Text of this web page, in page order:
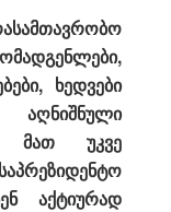
ხედვები
აღნიშნული
მათ უკვე
აქტიურად